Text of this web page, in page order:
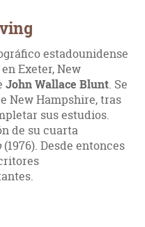
estadounidense
Exeter, New
John Wallace Blunt. Se
New Hampshire, tras
sus estudios.
de su cuarta
(1976). Desde entonces